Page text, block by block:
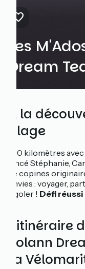
Les
Dream
À la
plage
100 kilomètres
lancé Stéphanie,
de copines
envies : voyager,
rigoler ! Défi réussi
L'itinéraire
Solann
La